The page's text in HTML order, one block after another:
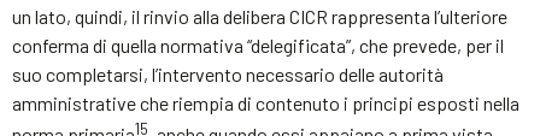
un lato, quindi, il rinvio alla delibera CICR rappresenta l’ulteriore
conferma di quella normativa “delegificata”, che prevede, per il
suo completarsi, l’intervento necessario delle autorità
amministrative che riempia di contenuto i principi esposti nella
15